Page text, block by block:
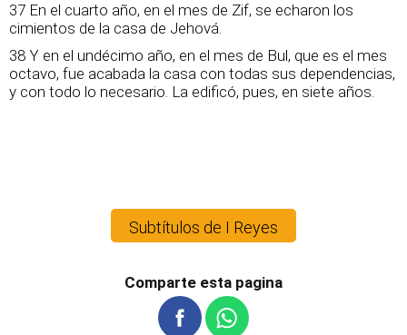
37 En el cuarto año, en el mes de Zif, se echaron los
cimientos de la casa de Jehová.
38 Y en el undécimo año, en el mes de Bul, que es el mes
octavo, fue acabada la casa con todas sus dependencias,
y con todo lo necesario. La edificó, pues, en siete años.
Subtítulos de I Reyes
Comparte esta pagina